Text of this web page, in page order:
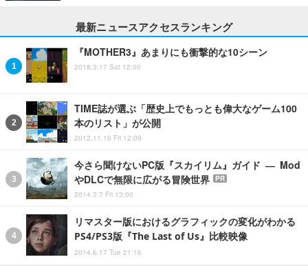
最新ニュースアクセスランキング
『MOTHER3』あまりにも衝撃的な10シーン
2018.3.17 Sat 12:00
TIME誌が選ぶ「歴史上でもっとも偉大なゲーム100
本のリスト」が公開
2012.11.16 Fri 12:09
今さら聞けないPC版『スカイリム』ガイド ― Mod
やDLCで無限に広がる冒険世界
PR
2014.3.7 Fri 13:00
リマスター版におけるグラフィックの変化がわかる
PS4/PS3版『The Last of Us』比較映像
2014.6.17 Tue 21:16